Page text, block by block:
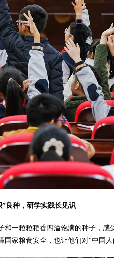
”良种，研学实践长见识
一粒粒稻香四溢饱满的种子，感
家粮食安全，也让他们对“中国人